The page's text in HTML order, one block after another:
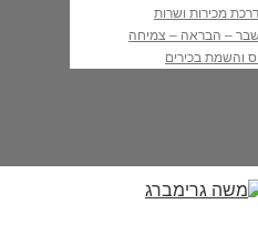
מכירות ושרות
– הבראה – צמיחה
והשמת בכירים